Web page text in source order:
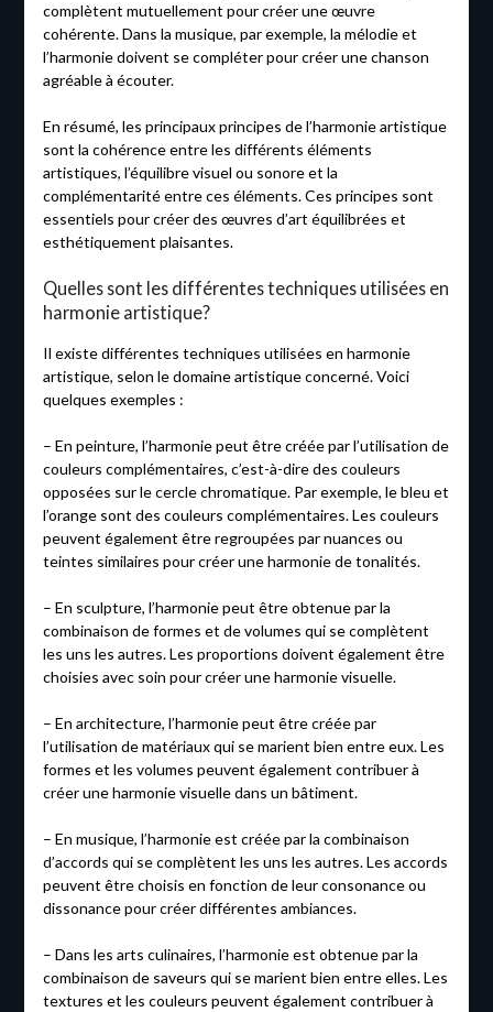
complètent mutuellement pour créer une œuvre
cohérente. Dans la musique, par exemple, la mélodie et
l’harmonie doivent se compléter pour créer une chanson
agréable à écouter.
En résumé, les principaux principes de l’harmonie artistique
sont la cohérence entre les différents éléments
artistiques, l’équilibre visuel ou sonore et la
complémentarité entre ces éléments. Ces principes sont
essentiels pour créer des œuvres d’art équilibrées et
esthétiquement plaisantes.
Quelles sont les différentes techniques utilisées en
harmonie artistique?
Il existe différentes techniques utilisées en harmonie
artistique, selon le domaine artistique concerné. Voici
quelques exemples :
– En peinture, l’harmonie peut être créée par l’utilisation de
couleurs complémentaires, c’est-à-dire des couleurs
opposées sur le cercle chromatique. Par exemple, le bleu et
l’orange sont des couleurs complémentaires. Les couleurs
peuvent également être regroupées par nuances ou
teintes similaires pour créer une harmonie de tonalités.
– En sculpture, l’harmonie peut être obtenue par la
combinaison de formes et de volumes qui se complètent
les uns les autres. Les proportions doivent également être
choisies avec soin pour créer une harmonie visuelle.
– En architecture, l’harmonie peut être créée par
l’utilisation de matériaux qui se marient bien entre eux. Les
formes et les volumes peuvent également contribuer à
créer une harmonie visuelle dans un bâtiment.
– En musique, l’harmonie est créée par la combinaison
d’accords qui se complètent les uns les autres. Les accords
peuvent être choisis en fonction de leur consonance ou
dissonance pour créer différentes ambiances.
– Dans les arts culinaires, l’harmonie est obtenue par la
combinaison de saveurs qui se marient bien entre elles. Les
textures et les couleurs peuvent également contribuer à